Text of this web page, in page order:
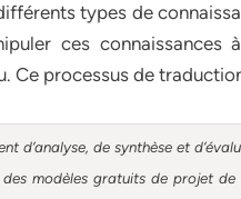
types de
ces connaissances
Ce processus de
d’analyse, de synthèse et
modèles gratuits de projet